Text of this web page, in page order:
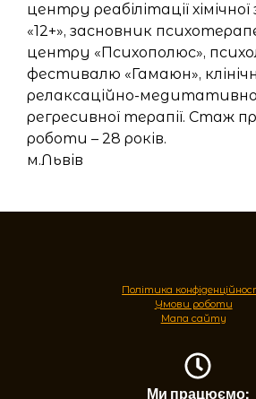
центру реабілітації
«12+», засновник
центру «Психополюс»,
фестивалю «Гамаюн»,
релаксаційно-
регресивної терапії. Стаж
роботи – 28 років.
м.Львів
Політика
Умови роботи
Мапа сайту
Ми працюємо: